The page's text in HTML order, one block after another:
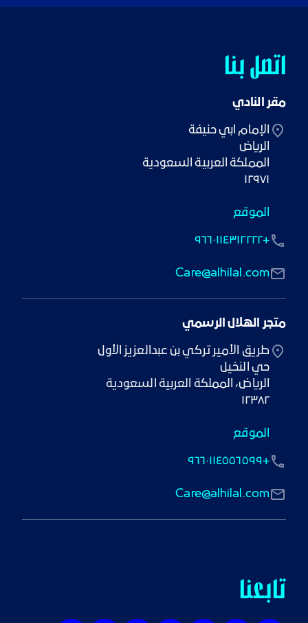
اتصل بنا
مقر النادي
١٢٩٧١
الموقع
Care@alhilal.com
+٩٦٦٠١١٤٣١٢٢٢٢
متجر الهلال الرسمي
حي النخيل
١٢٣٨٢
الموقع
Care@alhilal.com
+٩٦٦٠١١٤٥٥٦٥٩٩
تابعنا